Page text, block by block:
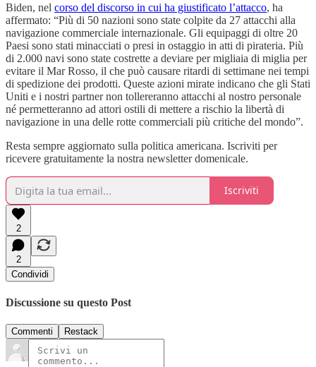
Biden, nel corso del discorso in cui ha giustificato l’attacco, ha
affermato: “Più di 50 nazioni sono state colpite da 27 attacchi alla
navigazione commerciale internazionale. Gli equipaggi di oltre 20
Paesi sono stati minacciati o presi in ostaggio in atti di pirateria. Più
di 2.000 navi sono state costrette a deviare per migliaia di miglia per
evitare il Mar Rosso, il che può causare ritardi di settimane nei tempi
di spedizione dei prodotti. Queste azioni mirate indicano che gli Stati
Uniti e i nostri partner non tollereranno attacchi al nostro personale
né permetteranno ad attori ostili di mettere a rischio la libertà di
navigazione in una delle rotte commerciali più critiche del mondo”.
Resta sempre aggiornato sulla politica americana. Iscriviti per
ricevere gratuitamente la nostra newsletter domenicale.
Iscriviti
2
2
Condividi
Discussione su questo Post
Commenti Restack